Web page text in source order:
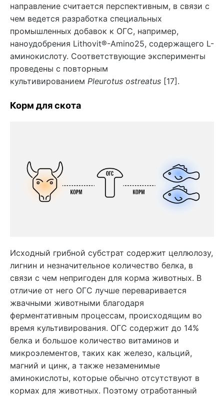
направление считается перспективным, в связи с
чем ведется разработка специальных
промышленных добавок к ОГС, например,
наноудобрения Lithovit®-Amino25, содержащего L-
аминокислоту. Соответствующие эксперименты
проведены с повторным
культивированием Pleurotus ostreatus [17].
Корм для скота
Исходный грибной субстрат содержит целлюлозу,
лигнин и незначительное количество белка, в
связи с чем непригоден для корма животных. В
отличие от него ОГС лучше переваривается
жвачными животными благодаря
ферментативным процессам, происходящим во
время культивирования. ОГС содержит до 14%
белка и большое количество витаминов и
микроэлементов, таких как железо, кальций,
магний и цинк, а также незаменимые
аминокислоты, которые обычно отсутствуют в
кормах для животных. Поэтому отработанный